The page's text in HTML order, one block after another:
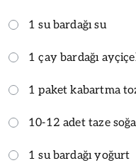
1 su bardağı su
1 çay bardağı
1 paket kabartma
10-12 adet taze
1 su bardağı yoğurt